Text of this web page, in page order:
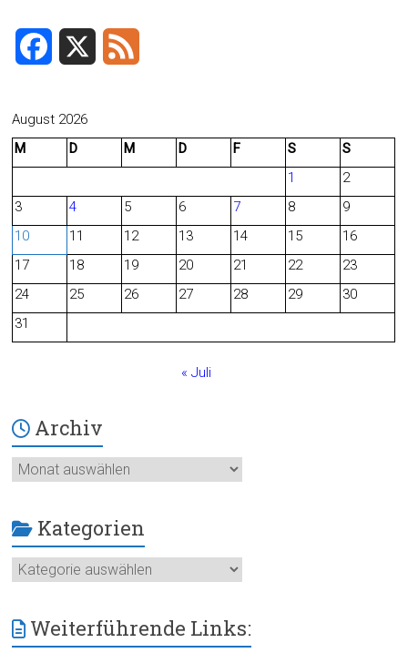
c
b
o
August 2026
M
D M D F S
S
1
2
3
4 5 6 7 8
9
10
11 12 13 14 15
16
17
18 19 20 21 22
23
24
25 26 27 28 29
30
31
« Juli
Archiv
Archiv
Kategorien
Kategorien
Weiterführende Links: